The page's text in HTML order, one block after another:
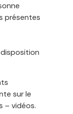
présentes
sur le
– vidéos.